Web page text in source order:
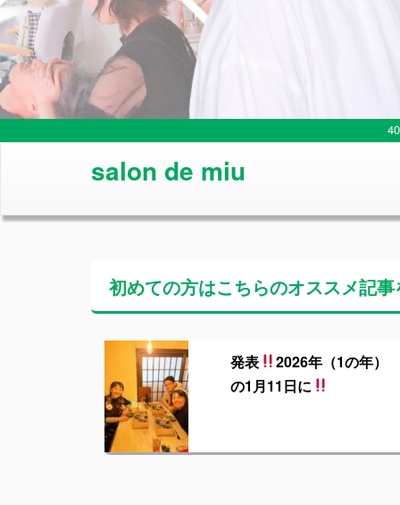
salon de miu
初めての方はこちらのオススメ記
発表
2026年（1の年）
の1月11日に